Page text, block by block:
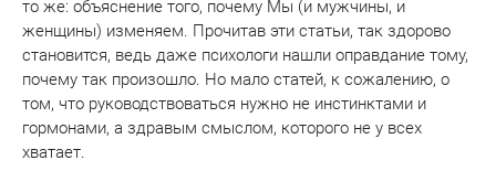
то же: объяснение того, почему Мы (и мужчины, и
женщины) изменяем. Прочитав эти статьи, так здорово
становится, ведь даже психологи нашли оправдание тому,
почему так произошло. Но мало статей, к сожалению, о
том, что руководствоваться нужно не инстинктами и
гормонами, а здравым смыслом, которого не у всех
хватает.